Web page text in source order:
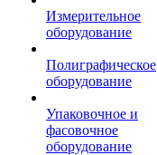
Измерительное
оборудование
Полиграфическое
оборудование
Упаковочное и
фасовочное
оборудование